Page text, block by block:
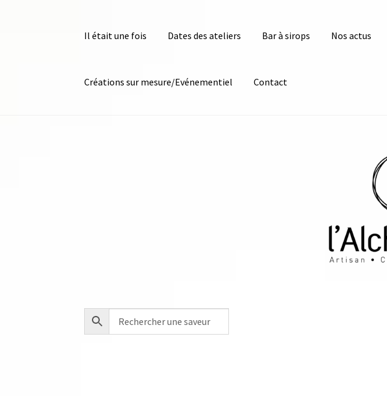
Il était une fois Dates des ateliers Bar à sirops Nos actus
Créations sur mesure/Evénementiel Contact